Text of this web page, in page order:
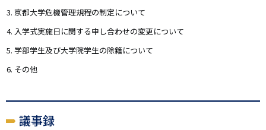
京都大学危機管理規程の制定について
入学式実施日に関する申し合わせの変更について
学部学生及び大学院学生の除籍について
その他
議事録